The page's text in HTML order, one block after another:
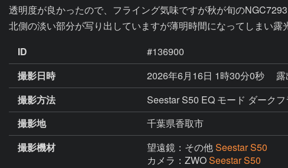
透明度が良かったので、フライング気味ですが秋が旬のNGC7293
北側の淡い部分が写り出していますが薄明時間になってしまい露
ID
#136900
撮影日時
2026年6月16日 1時30分0秒
撮影方法
Seestar S50 EQ モード ダーク
撮影地
千葉県香取市
撮影機材
望遠鏡：その他Seestar S50
カメラ：ZWOSeestar S50